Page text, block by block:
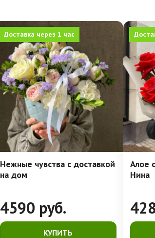
Доставка через 1 час
Нежные чувства с доставкой
на дом
4590 руб.
КУПИТЬ
Алое
Нина